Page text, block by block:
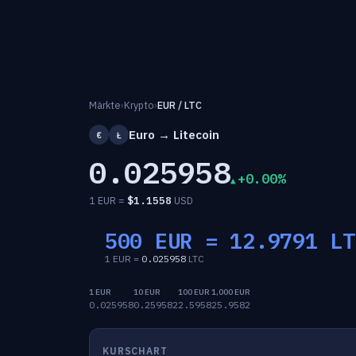
Märkte›Krypto›EUR / LTC
€ Ł Euro → Litecoin
0.025958 +0.00%
1 EUR = $1.1558 USD
500 EUR =12.9791
1 EUR = 0.025958 LTC
1 EUR
0.025958
10 EUR
0.259582
100 EUR
2.5958
1,000 EUR
25.9582
KURSCHART